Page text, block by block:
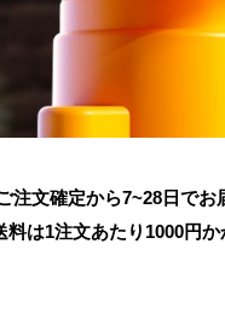
注文確定から7~28日でお
料は1注文あたり 1000円